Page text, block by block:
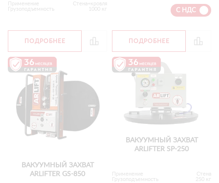
Применение
Стена+кровля
Грузоподъемность
1000 кг
ПОДРОБНЕЕ
С НДС
ПОДРОБНЕЕ
ВАКУУМНЫЙ ЗАХВАТ
ARLIFTER GS-850
ВАКУУМНЫЙ ЗАХВАТ
ARLIFTER SP-250
Применение
Стена
Грузоподъемность
250 кг